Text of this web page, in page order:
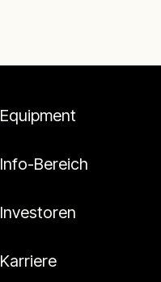
Equipment
Info-Bereich
Investoren
Karriere